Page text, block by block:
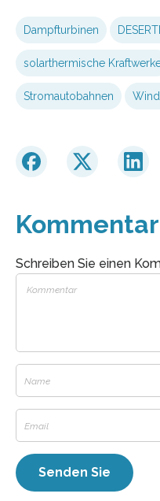
Dampfturbinen
solarthermische
Stromautobahnen
Schreiben Sie einen